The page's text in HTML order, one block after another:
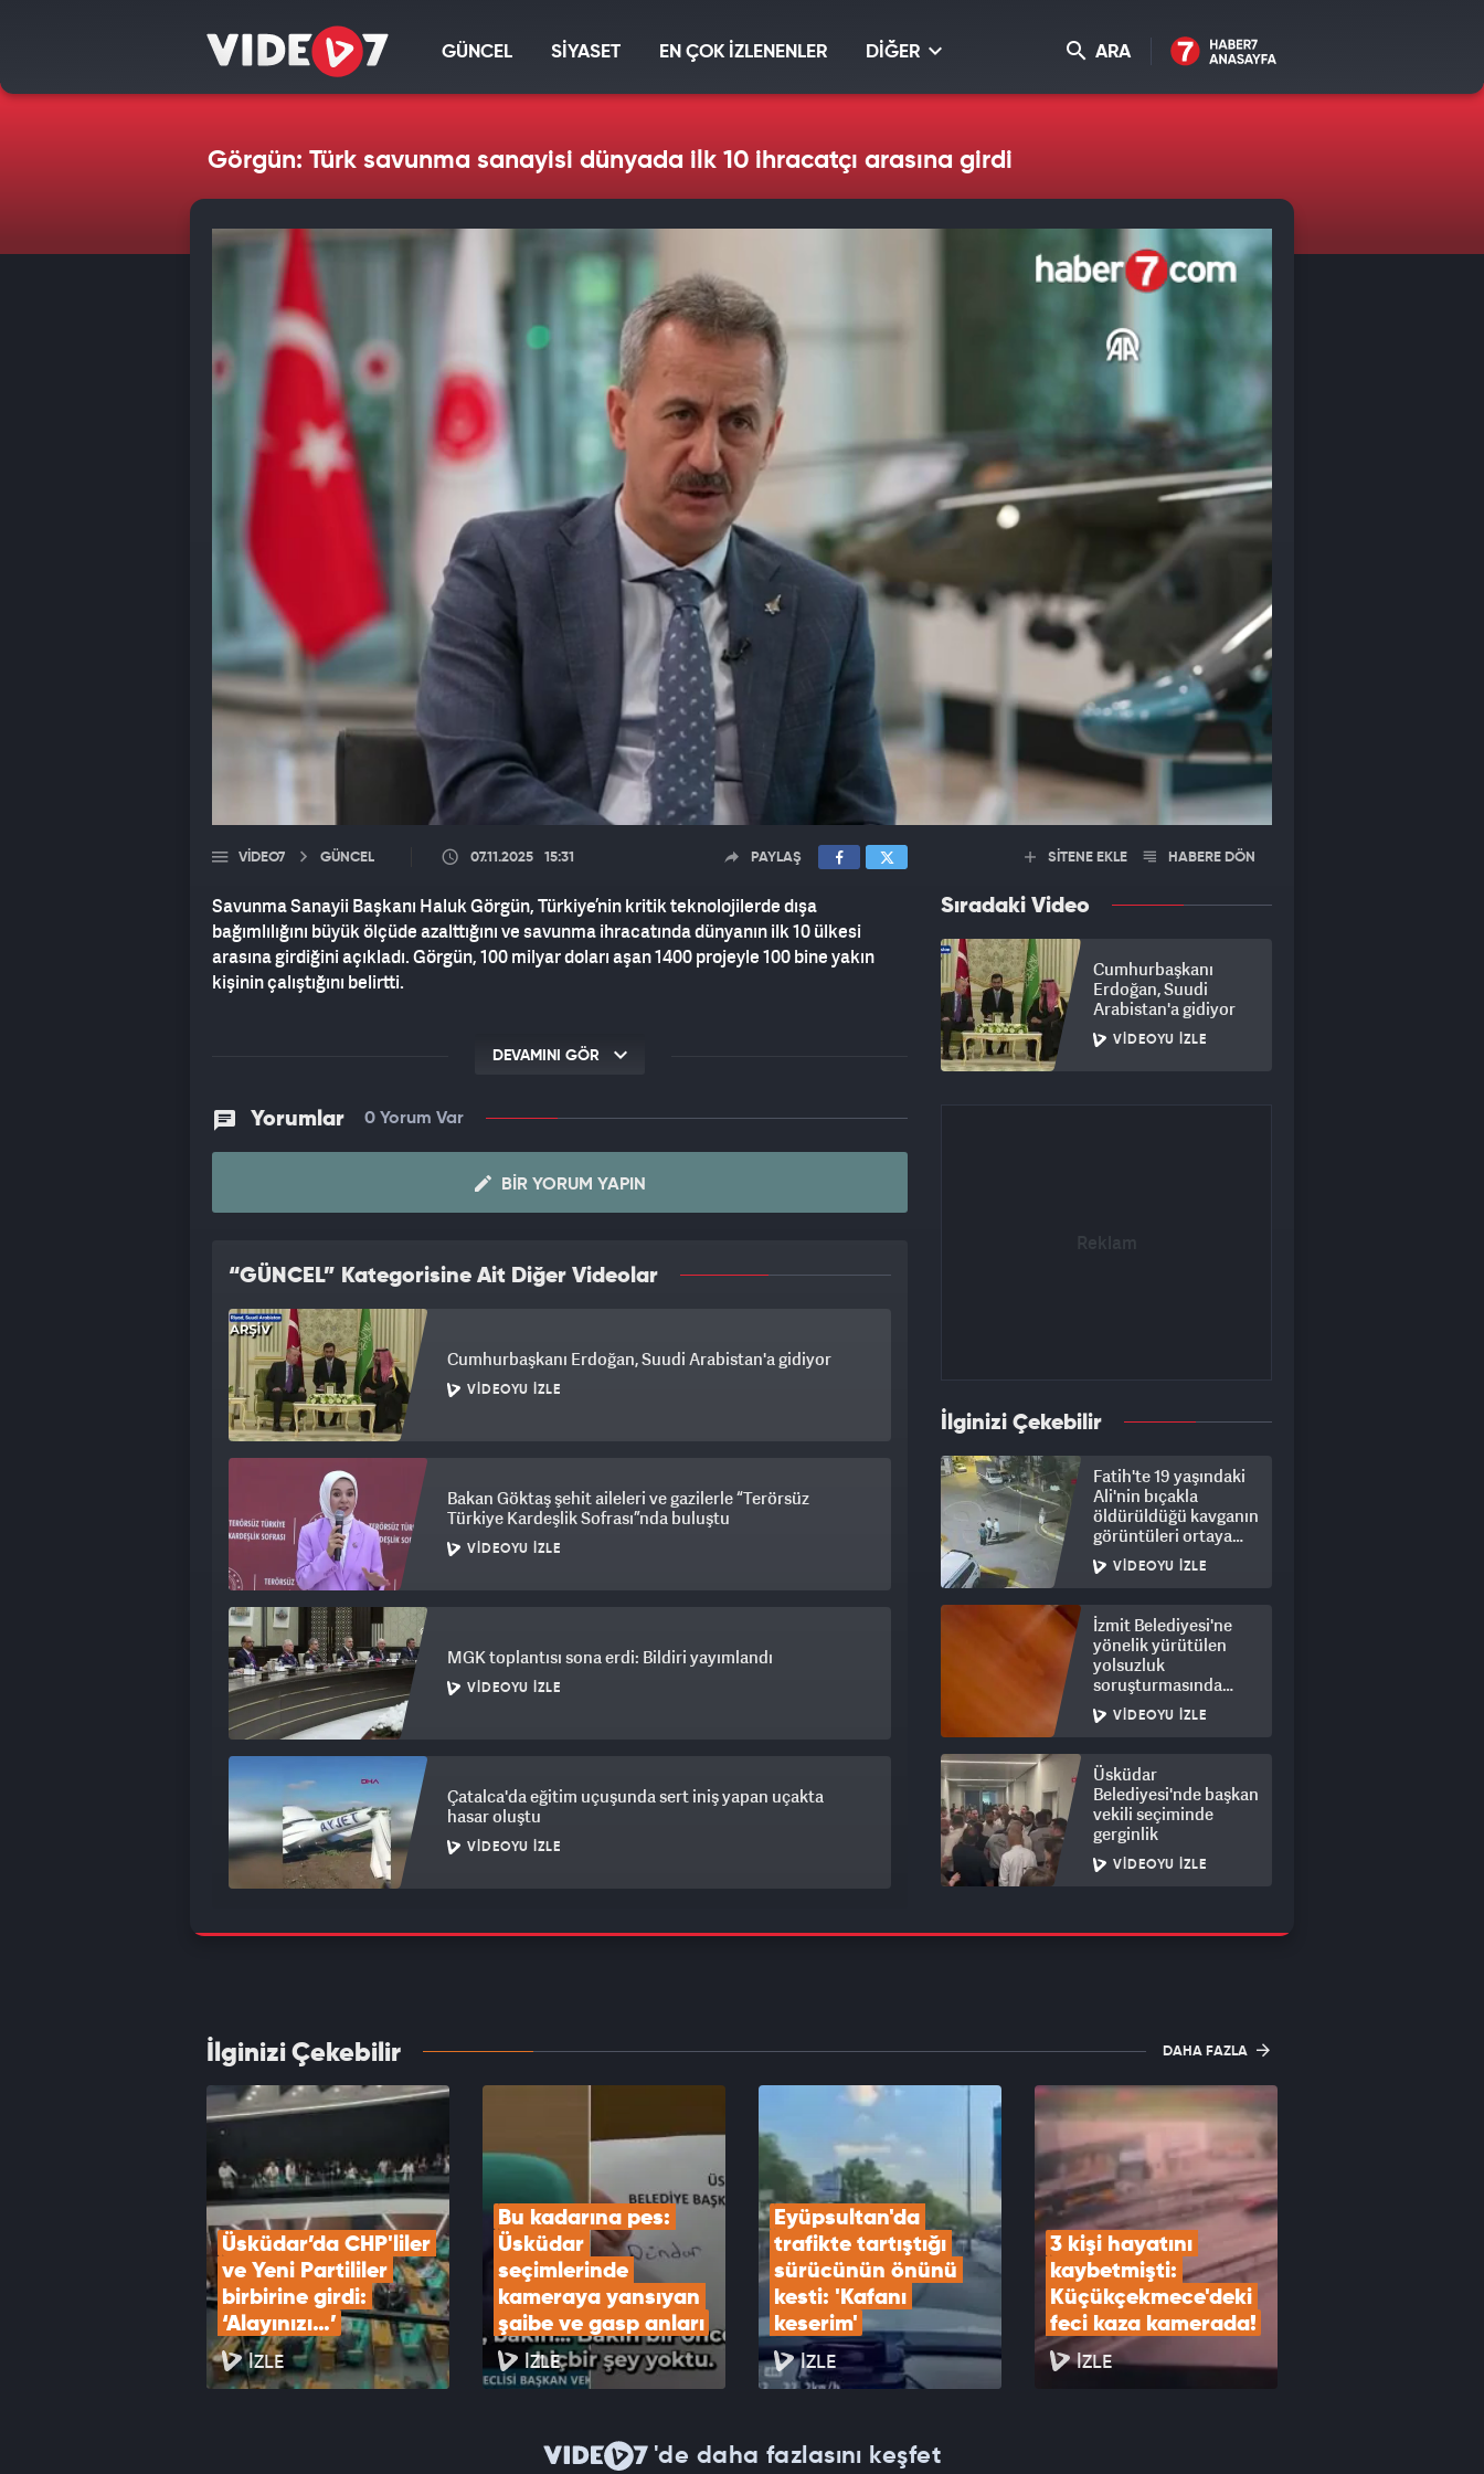
GÜNCEL SİYASET EN ÇOK İZLENENLER DİĞER ARA
Görgün: Türk savunma sanayisi dünyada ilk 10 ihracatçı arasına girdi
VIDEO7 GÜNCEL 07.11.2025 15:31 PAYLAŞ
Savunma Sanayii Başkanı Haluk Görgün, Türkiye’nin kritik teknolojilerde dışa
bağımlılığını büyük ölçüde azalttığını ve savunma ihracatında dünyanın ilk 10 ülkesi
arasına girdiğini açıkladı. Görgün, 100 milyar doları aşan 1400 projeyle 100 bine yakın
kişinin çalıştığını belirtti.
DEVAMINI GÖR
Yorumlar 0 Yorum Var
BIR YORUM YAPIN
“GÜNCEL” Kategorisine Ait Diğer Videolar
Cumhurbaşkanı Erdoğan, Suudi Arabistan'a gidiyor
VIDEOYU İZLE
Bakan Göktaş şehit aileleri ve gazilerle “Terörsüz
Türkiye Kardeşlik Sofrası”nda buluştu
VIDEOYU İZLE
MGK toplantısı sona erdi: Bildiri yayımlandı
VIDEOYU İZLE
Çatalca'da eğitim uçuşunda sert iniş yapan uçakta
hasar oluştu
VIDEOYU İZLE
Cüneyt Özdemir'den muhalefete sert tepki: PKK’ya
SİTENE EKLE HABERE DÖN
Sıradaki Video
Cumhurbaşkanı
Erdoğan, Suudi
Arabistan'a gidiyor
VIDEOYU İZLE
İlginizi Çekebilir
Fatih'te 19 yaşındaki
Ali'nin bıçakla
öldürüldüğü kavganın
görüntüleri ortaya
çıktı: 8 gözaltı
VIDEOYU İZLE
İzmit Belediyesi'ne
yönelik yürütülen
yolsuzluk
soruşturmasında
rüşvet görüntüleri
ortaya çıktı
VIDEOYU İZLE
Üsküdar
Belediyesi'nde başkan
vekili seçiminde
gerginlik
VIDEOYU İZLE
İlginizi Çekebilir DAHA FAZLA
Üsküdar’da CHP'liler
ve Yeni Partililer
birbirine girdi:
‘Alayınızı…’
İZLE
Bu kadarına pes:
Üsküdar
seçimlerinde
kameraya yansıyan
şaibe ve gasp anları
İZLE
Eyüpsultan'da
trafikte tartıştığı
sürücünün önünü
kesti: 'Kafanı
keserim'
İZLE
3 kişi hayatını
kaybetmişti:
Küçükçekmece'deki
feci kaza kamerada!
İZLE
'de daha fazlasını keşfet